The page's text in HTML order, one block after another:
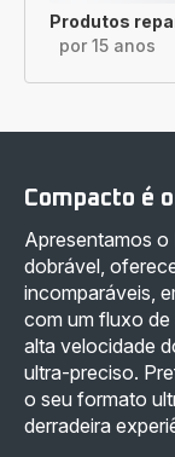
Produtos
por 15 anos
Compacto é
Apresentamos
dobrável,
incomparáveis,
com um fluxo
alta velocidade
ultra-preciso.
o seu formato
derradeira